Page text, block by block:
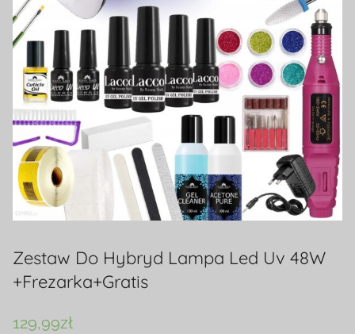
Zestaw Do Hybryd Lampa Led Uv 48W
+Frezarka+Gratis
129,99zł